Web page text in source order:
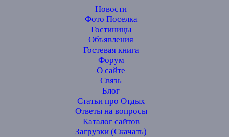
Новости
Фото Поселка
Гостиницы
Объявления
Гостевая книга
Форум
О сайте
Связь
Блог
Статьи про Отдых
Ответы на вопросы
Каталог сайтов
Загрузки (Скачать)